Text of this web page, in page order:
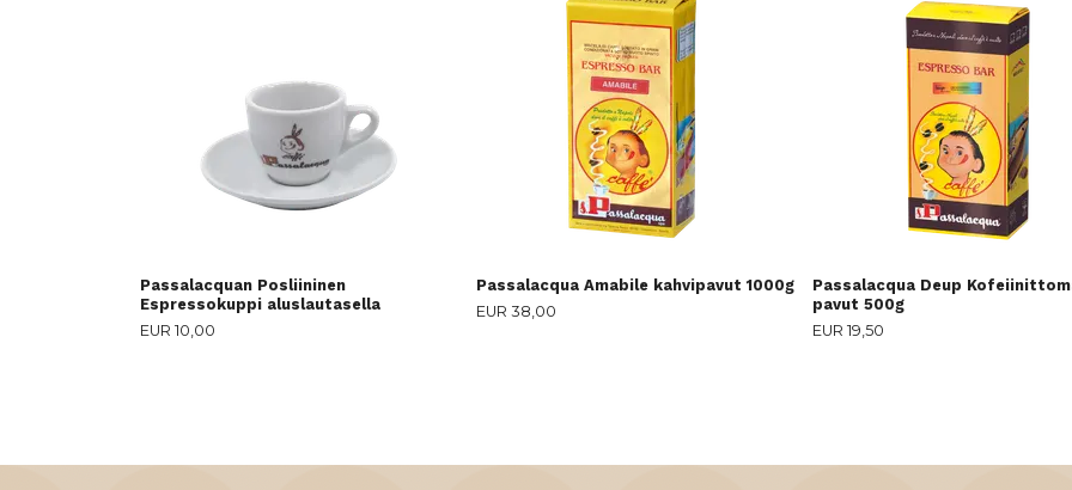
Passalacquan Posliininen
Espressokuppi aluslautasella
EUR 10,00
Passalacqua Amabile kahvipavut 1000g
EUR 38,00
Passalacqua Deup
pavut 500g
EUR 19,50